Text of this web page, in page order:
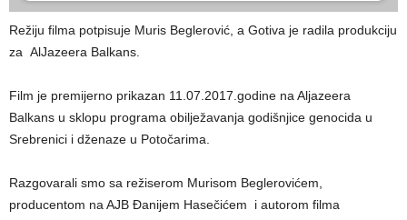
Režiju filma potpisuje Muris Beglerović, a Gotiva je radila produkciju
za AlJazeera Balkans.
Film je premijerno prikazan 11.07.2017.godine na Aljazeera
Balkans u sklopu programa obilježavanja godišnjice genocida u
Srebrenici i dženaze u Potočarima.
Razgovarali smo sa režiserom Murisom Beglerovićem,
producentom na AJB Đanijem Hasečićem i autorom filma